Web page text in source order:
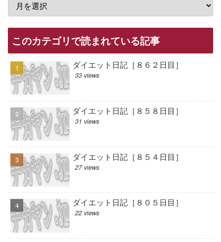
このカテゴリで読まれている記事
ダイエット日記［８６２日目］
33 views
ダイエット日記［８５８日目］
31 views
ダイエット日記［８５４日目］
27 views
ダイエット日記［８０５日目］
22 views